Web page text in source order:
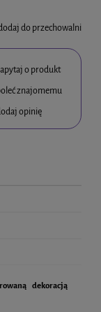
do przechowalni
o produkt
znajomemu
opinię
dekoracją